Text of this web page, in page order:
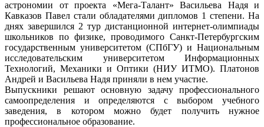
астрономии от проекта «Мега-Талант» Васильева Надя и
Кавказов Павел стали обладателями дипломов 1 степени. На
днях завершился 2 тур дистанционной интернет-олимпиады
школьников по физике, проводимого Санкт-Петербургским
государственным университетом (СПбГУ) и Национальным
исследовательским университетом Информационных
Технологий, Механики и Оптики (НИУ ИТМО). Платонов
Андрей и Васильева Надя приняли в нем участие.
Выпускники решают основную задачу профессионального
самоопределения и определяются с выбором учебного
заведения, в котором можно будет получить нужное
профессиональное образование.